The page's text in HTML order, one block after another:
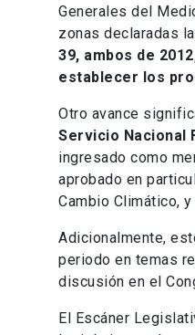
Generales del
zonas declaradas
39, ambos de
establecer los
Otro avance
Servicio Nacional
ingresado como
aprobado en
Cambio Climático,
Adicionalmente,
periodo en temas
discusión en el
El Escáner